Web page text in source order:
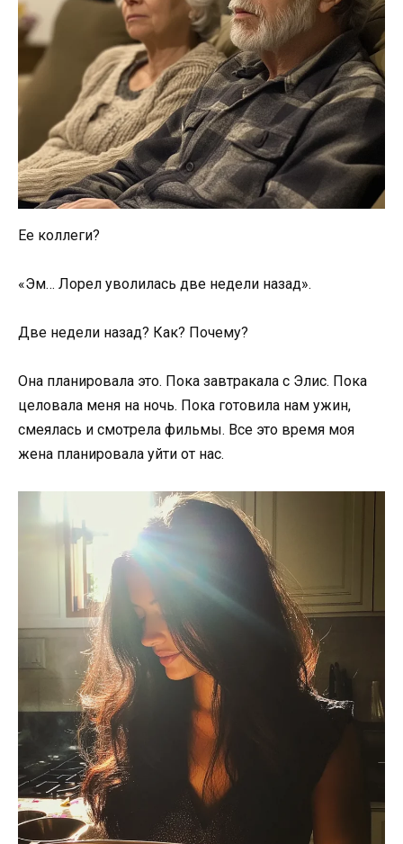
Ее коллеги?
«Эм… Лорел уволилась две недели назад».
Две недели назад? Как? Почему?
Она планировала это. Пока завтракала с Элис. Пока
целовала меня на ночь. Пока готовила нам ужин,
смеялась и смотрела фильмы. Все это время моя
жена планировала уйти от нас.